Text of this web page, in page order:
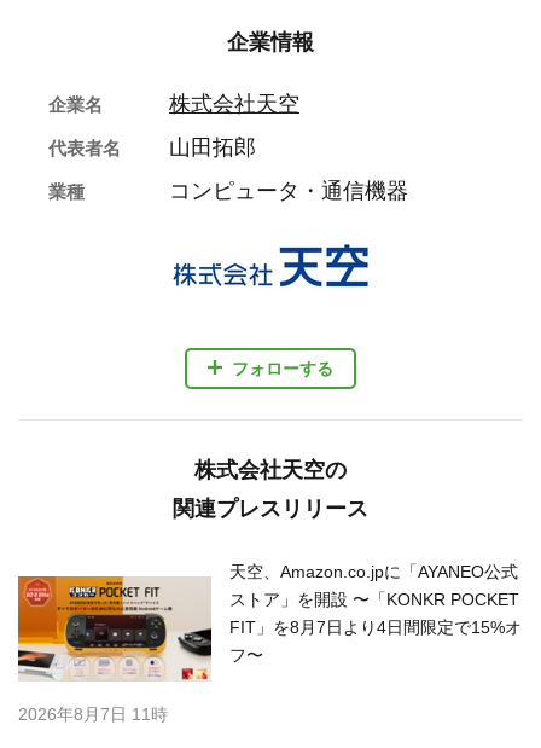
企業情報
フォローする
企業名 株式会社天空
代表者名 山田拓郎
業種 コンピュータ・通信機器
株式会社天空の
関連プレスリリース
天空、Amazon.co.jpに「AYANEO公式
ストア」を開設 〜「KONKR POCKET
FIT」を8月7日より4日間限定で15%オ
フ〜
2026年8月7日 11時